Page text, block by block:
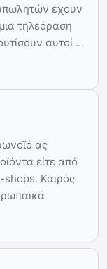
έχουν
τηλεόραση
αυτοί …
ας
είτε από
shops. Καιρός